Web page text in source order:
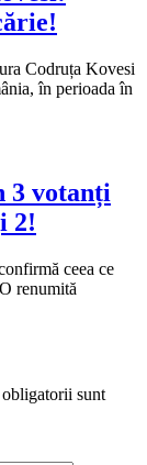
Codruța Kovesi
în perioada în
3 votanți
2!
ceea ce
renumită
sunt